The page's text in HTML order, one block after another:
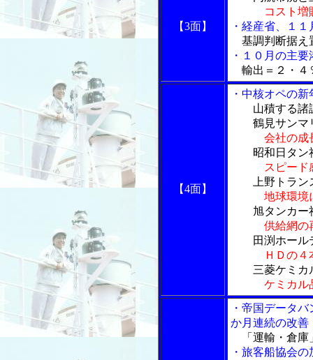
【3面】
コスト増
・経産省、１
基調判断据え
・１０月の主
輸出＝２・４
【4面】
・中核オペの
山積する諸
鶴見サンマ
会社の成
昭和日タン
スピード
上野トラン
地球環境
旭タンカー
供給網の
田渕ホール
ＨＤの
三菱ケミカ
ケミカル
・帝国データ
か月連続の改善
「運輸・倉庫
・旅客船協会